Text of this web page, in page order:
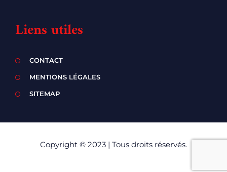
Liens utiles
CONTACT
MENTIONS LÉGALES
SITEMAP
Copyright © 2023 | Tous droits réservés.